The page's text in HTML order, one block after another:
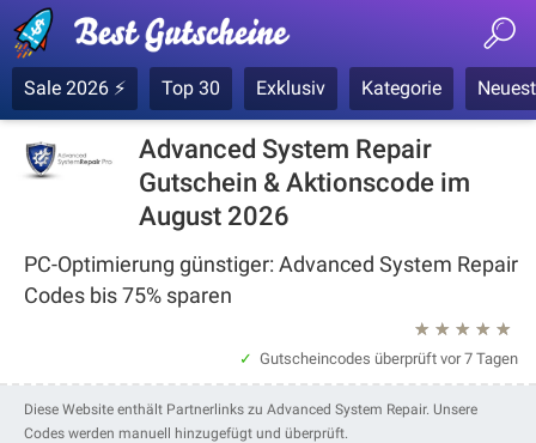
Sale 2026 ⚡ Top 30 Exklusiv Kategorie
Advanced System Repair
Gutschein & Aktionscode im
August 2026
PC-Optimierung günstiger: Advanced System Repair
Codes bis 75% sparen
★
★
★
★
★
Gutscheincodes überprüft vor 7 Tagen
Diese Website enthält Partnerlinks zu Advanced System Repair. Unsere
Codes werden manuell hinzugefügt und überprüft.